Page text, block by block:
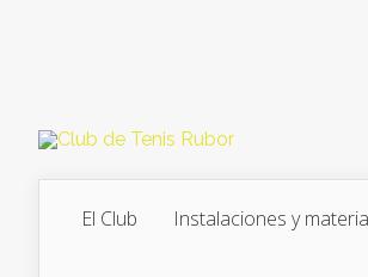
El Club Instalaciones y